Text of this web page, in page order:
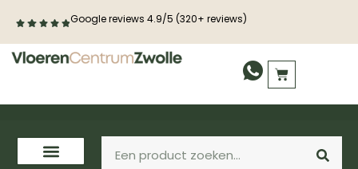
Google reviews 4.9/5 (320+ reviews)